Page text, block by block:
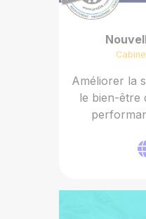
Améliorer la
le bien-être